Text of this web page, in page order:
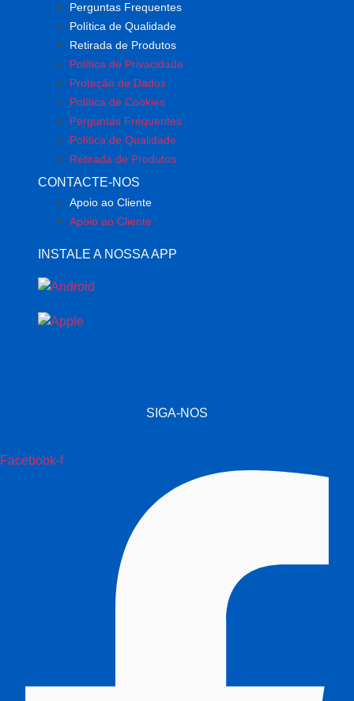
Perguntas Frequentes
Política de Qualidade
Retirada de Produtos
Política de Privacidade
Proteção de Dados
Política de Cookies
Perguntas Frequentes
Política de Qualidade
Retirada de Produtos
CONTACTE-NOS
Apoio ao Cliente
Apoio ao Cliente
INSTALE A NOSSA APP
SIGA-NOS
Facebook-f